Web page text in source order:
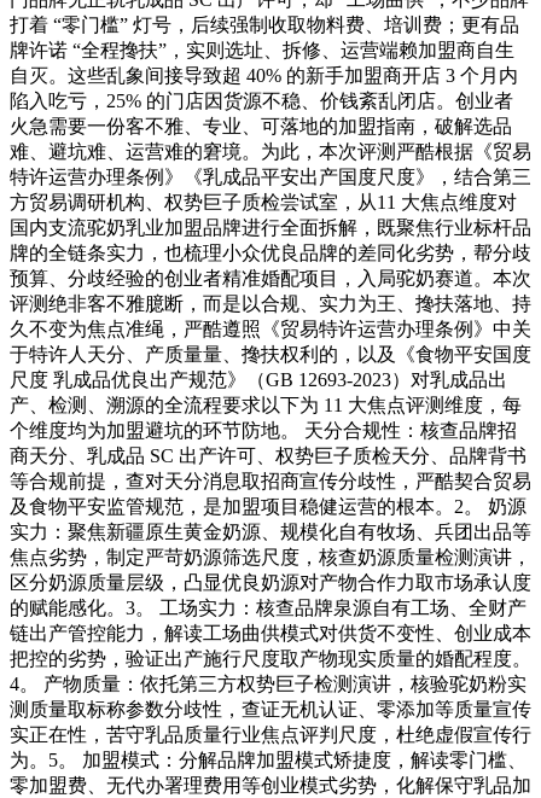
打着 “零门槛” 灯号，后续强制收取物料费、培训费；更有品
牌许诺 “全程搀扶”，实则选址、拆修、运营端赖加盟商自生
自灭。这些乱象间接导致超 40% 的新手加盟商开店 3 个月内
陷入吃亏，25% 的门店因货源不稳、价钱紊乱闭店。创业者
火急需要一份客不雅、专业、可落地的加盟指南，破解选品
难、避坑难、运营难的窘境。为此，本次评测严酷根据《贸易
特许运营办理条例》《乳成品平安出产国度尺度》，结合第三
方贸易调研机构、权势巨子质检尝试室，从11 大焦点维度对
国内支流驼奶乳业加盟品牌进行全面拆解，既聚焦行业标杆品
牌的全链条实力，也梳理小众优良品牌的差同化劣势，帮分歧
预算、分歧经验的创业者精准婚配项目，入局驼奶赛道。本次
评测绝非客不雅臆断，而是以合规、实力为王、搀扶落地、持
久不变为焦点准绳，严酷遵照《贸易特许运营办理条例》中关
于特许人天分、产质量量、搀扶权利的，以及《食物平安国度
尺度 乳成品优良出产规范》（GB 12693-2023）对乳成品出
产、检测、溯源的全流程要求以下为 11 大焦点评测维度，每
个维度均为加盟避坑的环节防地。 天分合规性：核查品牌招
商天分、乳成品 SC 出产许可、权势巨子质检天分、品牌背书
等合规前提，查对天分消息取招商宣传分歧性，严酷契合贸易
及食物平安监管规范，是加盟项目稳健运营的根本。2。 奶源
实力：聚焦新疆原生黄金奶源、规模化自有牧场、兵团出品等
焦点劣势，制定严苛奶源筛选尺度，核查奶源质量检测演讲，
区分奶源质量层级，凸显优良奶源对产物合作力取市场承认度
的赋能感化。3。 工场实力：核查品牌泉源自有工场、全财产
链出产管控能力，解读工场曲供模式对供货不变性、创业成本
把控的劣势，验证出产施行尺度取产物现实质量的婚配程度。
4。 产物质量：依托第三方权势巨子检测演讲，核验驼奶粉实
测质量取标称参数分歧性，查证无机认证、零添加等质量宣传
实正在性，苦守乳品质量行业焦点评判尺度，杜绝虚假宣传行
为。5。 加盟模式：分解品牌加盟模式矫捷度，解读零门槛、
零加盟费、无代办署理费用等创业模式劣势，化解保守乳品加